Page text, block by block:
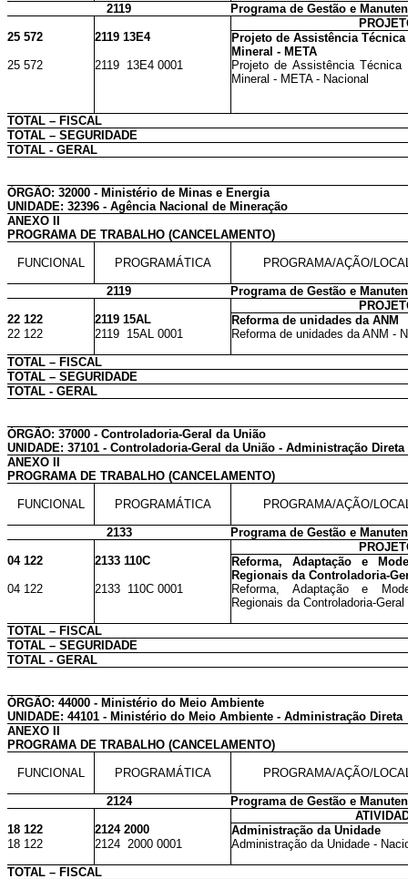
2119
Programa de Gestão e
25 572
2119 13E4
Projeto de Assistência
Mineral - META
25 572
2119 13E4 0001
Projeto de Assistência
Mineral - META - Nacional
TOTAL – FISCAL
TOTAL – SEGURIDADE
TOTAL - GERAL
ÓRGÃO: 32000 - Ministério de Minas e Energia
UNIDADE: 32396 - Agência Nacional de Mineração
ANEXO II
PROGRAMA DE TRABALHO (CANCELAMENTO)
FUNCIONAL PROGRAMÁTICA PROGRAMA/AÇÃO/
2119
Programa de Gestão e
22 122
2119 15AL
Reforma de unidades da ANM
22 122
2119 15AL 0001 Reforma de unidades da ANM -
TOTAL – FISCAL
TOTAL – SEGURIDADE
TOTAL - GERAL
ÓRGÃO: 37000 - Controladoria-Geral da União
UNIDADE: 37101 - Controladoria-Geral da União - Administração Direta
ANEXO II
PROGRAMA DE TRABALHO (CANCELAMENTO)
FUNCIONAL PROGRAMÁTICA PROGRAMA/AÇÃO/
2133
Programa de Gestão e
04 122
2133 110C
Reforma, Adaptação e
Regionais da Controladoria-
04 122
2133 110C 0001
Reforma, Adaptação e
Regionais da Controladoria-
TOTAL – FISCAL
TOTAL – SEGURIDADE
TOTAL - GERAL
ÓRGÃO: 44000 - Ministério do Meio Ambiente
UNIDADE: 44101 - Ministério do Meio Ambiente - Administração Direta
ANEXO II
PROGRAMA DE TRABALHO (CANCELAMENTO)
FUNCIONAL PROGRAMÁTICA PROGRAMA/AÇÃO/
2124
Programa de Gestão e
18 122
2124 2000
Administração da Unidade
18 122
2124 2000 0001 Administração da Unidade -
TOTAL – FISCAL